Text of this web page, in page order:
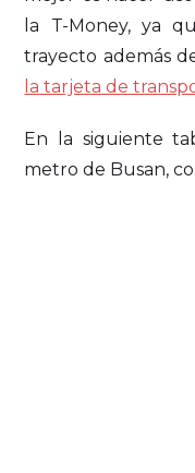
la T-Money, ya
trayecto además
la tarjeta de
En la siguiente
metro de Busan,